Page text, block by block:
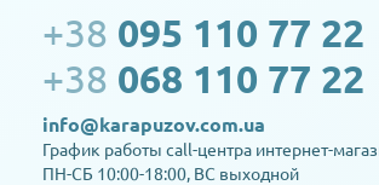
+38 095 110 77 22
+38 068 110 77 22
info@karapuzov.com.ua
График работы call-центра интернет-
ПН-СБ 10:00-18:00, ВС выходной